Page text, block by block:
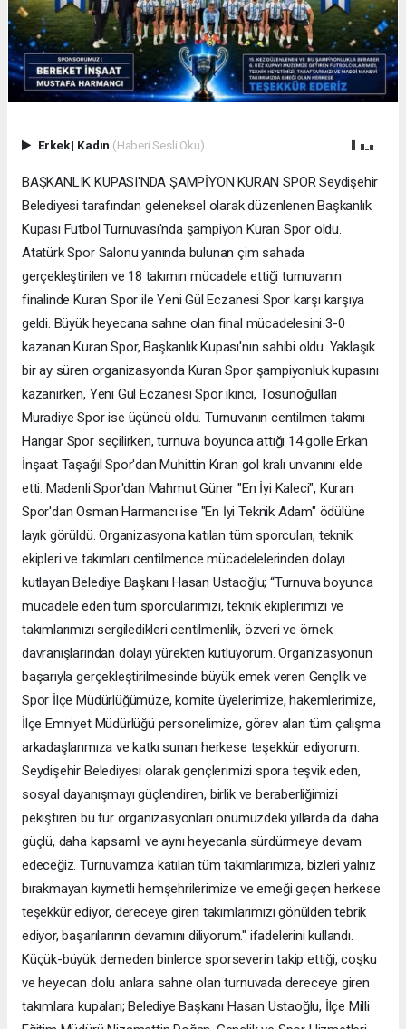
Erkek| Kadın (Haberi Sesli Oku)
BAŞKANLIK KUPASI'NDA ŞAMPİYON KURAN SPOR Seydişehir
Belediyesi tarafından geleneksel olarak düzenlenen Başkanlık
Kupası Futbol Turnuvası'nda şampiyon Kuran Spor oldu.
Atatürk Spor Salonu yanında bulunan çim sahada
gerçekleştirilen ve 18 takımın mücadele ettiği turnuvanın
finalinde Kuran Spor ile Yeni Gül Eczanesi Spor karşı karşıya
geldi. Büyük heyecana sahne olan final mücadelesini 3-0
kazanan Kuran Spor, Başkanlık Kupası'nın sahibi oldu. Yaklaşık
bir ay süren organizasyonda Kuran Spor şampiyonluk kupasını
kazanırken, Yeni Gül Eczanesi Spor ikinci, Tosunoğulları
Muradiye Spor ise üçüncü oldu. Turnuvanın centilmen takımı
Hangar Spor seçilirken, turnuva boyunca attığı 14 golle Erkan
İnşaat Taşağıl Spor'dan Muhittin Kıran gol kralı unvanını elde
etti. Madenli Spor'dan Mahmut Güner "En İyi Kaleci", Kuran
Spor'dan Osman Harmancı ise "En İyi Teknik Adam" ödülüne
layık görüldü. Organizasyona katılan tüm sporcuları, teknik
ekipleri ve takımları centilmence mücadelelerinden dolayı
kutlayan Belediye Başkanı Hasan Ustaoğlu; “Turnuva boyunca
mücadele eden tüm sporcularımızı, teknik ekiplerimizi ve
takımlarımızı sergiledikleri centilmenlik, özveri ve örnek
davranışlarından dolayı yürekten kutluyorum. Organizasyonun
başarıyla gerçekleştirilmesinde büyük emek veren Gençlik ve
Spor İlçe Müdürlüğümüze, komite üyelerimize, hakemlerimize,
İlçe Emniyet Müdürlüğü personelimize, görev alan tüm çalışma
arkadaşlarımıza ve katkı sunan herkese teşekkür ediyorum.
Seydişehir Belediyesi olarak gençlerimizi spora teşvik eden,
sosyal dayanışmayı güçlendiren, birlik ve beraberliğimizi
pekiştiren bu tür organizasyonları önümüzdeki yıllarda da daha
güçlü, daha kapsamlı ve aynı heyecanla sürdürmeye devam
edeceğiz. Turnuvamıza katılan tüm takımlarımıza, bizleri yalnız
bırakmayan kıymetli hemşehrilerimize ve emeği geçen herkese
teşekkür ediyor, dereceye giren takımlarımızı gönülden tebrik
ediyor, başarılarının devamını diliyorum." ifadelerini kullandı.
Küçük-büyük demeden binlerce sporseverin takip ettiği, coşku
ve heyecan dolu anlara sahne olan turnuvada dereceye giren
takımlara kupaları; Belediye Başkanı Hasan Ustaoğlu, İlçe Milli